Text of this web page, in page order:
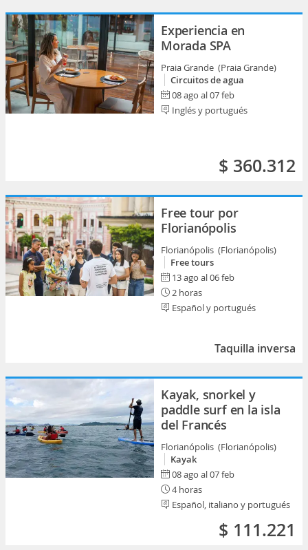
Experiencia en
Morada SPA
Praia Grande (Praia Grande)
Circuitos de agua
08 ago al 07 feb
Inglés y portugués
$ 360.312
Free tour por
Florianópolis
Florianópolis (Florianópolis)
Free tours
13 ago al 06 feb
2 horas
Español y portugués
Taquilla inversa
Kayak, snorkel y
paddle surf en la isla
del Francés
Florianópolis (Florianópolis)
Kayak
08 ago al 07 feb
4 horas
Español, italiano y portugués
$ 111.221